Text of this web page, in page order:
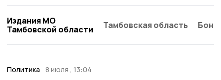
Издания МО
Тамбовской области
Тамбовская область
Политика 8 июля , 13:04